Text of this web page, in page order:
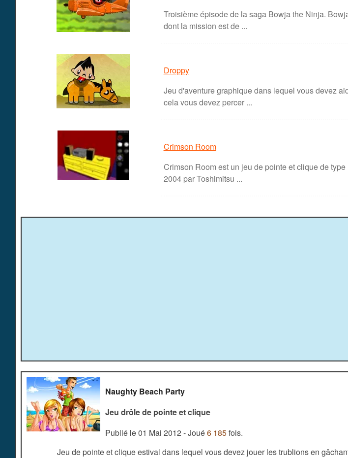
Troisième épisode de la saga Bowja the Ninja.
dont la mission est de ...
Droppy
Jeu d'aventure graphique dans lequel vous devez
cela vous devez percer ...
Crimson Room
Crimson Room est un jeu de pointe et clique de
2004 par Toshimitsu ...
Naughty Beach Party
Jeu drôle de pointe et clique
Publié le 01 Mai 2012 - Joué6 185fois.
Jeu de pointe et clique estival dans lequel vous devez jouer les trublions en